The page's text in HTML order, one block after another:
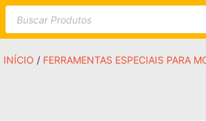
INÍCIO / FERRAMENTAS ESPECIAIS PARA